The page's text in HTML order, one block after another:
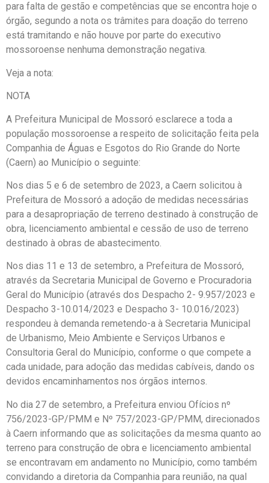
para falta de gestão e competências que se encontra hoje o
órgão, segundo a nota os trâmites para doação do terreno
está tramitando e não houve por parte do executivo
mossoroense nenhuma demonstração negativa.
Veja a nota:
NOTA
A Prefeitura Municipal de Mossoró esclarece a toda a
população mossoroense a respeito de solicitação feita pela
Companhia de Águas e Esgotos do Rio Grande do Norte
(Caern) ao Município o seguinte:
Nos dias 5 e 6 de setembro de 2023, a Caern solicitou à
Prefeitura de Mossoró a adoção de medidas necessárias
para a desapropriação de terreno destinado à construção de
obra, licenciamento ambiental e cessão de uso de terreno
destinado à obras de abastecimento.
Nos dias 11 e 13 de setembro, a Prefeitura de Mossoró,
através da Secretaria Municipal de Governo e Procuradoria
Geral do Município (através dos Despacho 2- 9.957/2023 e
Despacho 3-10.014/2023 e Despacho 3- 10.016/2023)
respondeu à demanda remetendo-a à Secretaria Municipal
de Urbanismo, Meio Ambiente e Serviços Urbanos e
Consultoria Geral do Município, conforme o que compete a
cada unidade, para adoção das medidas cabíveis, dando os
devidos encaminhamentos nos órgãos internos.
No dia 27 de setembro, a Prefeitura enviou Ofícios nº
756/2023-GP/PMM e Nº 757/2023-GP/PMM, direcionados
à Caern informando que as solicitações da mesma quanto ao
terreno para construção de obra e licenciamento ambiental
se encontravam em andamento no Município, como também
convidando a diretoria da Companhia para reunião, na qual